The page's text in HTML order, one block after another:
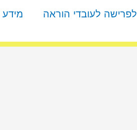
לפרישה לעובדי הוראה
מידע